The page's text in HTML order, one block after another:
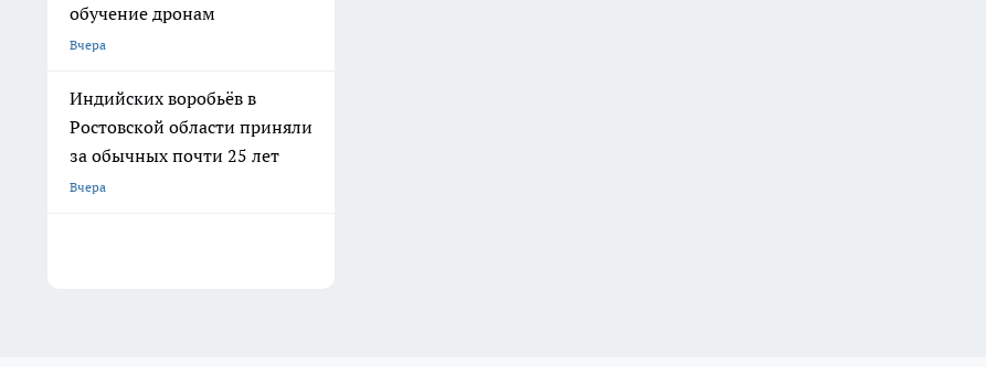
обучение дронам
Вчера
Индийских воробьёв в
Ростовской области приняли
за обычных почти 25 лет
Вчера